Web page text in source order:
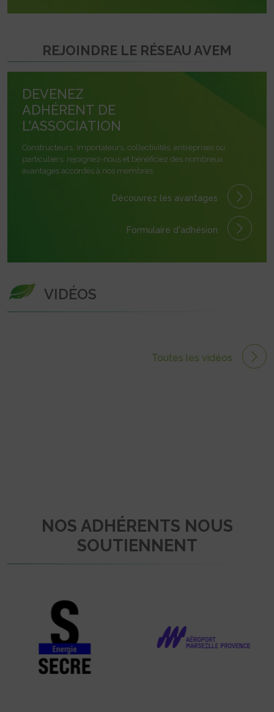
REJOINDRE LE RÉSEAU AVEM
DEVENEZ
ADHÉRENT DE
L'ASSOCIATION
Constructeurs, importateurs, collectivités, entreprises ou
particuliers, rejoignez-nous et bénéficiez des nombreux
avantages accordés à nos membres.
Découvrez les avantages
Formulaire d'adhésion
VIDÉOS
Toutes les vidéos
NOS ADHÉRENTS NOUS
SOUTIENNENT